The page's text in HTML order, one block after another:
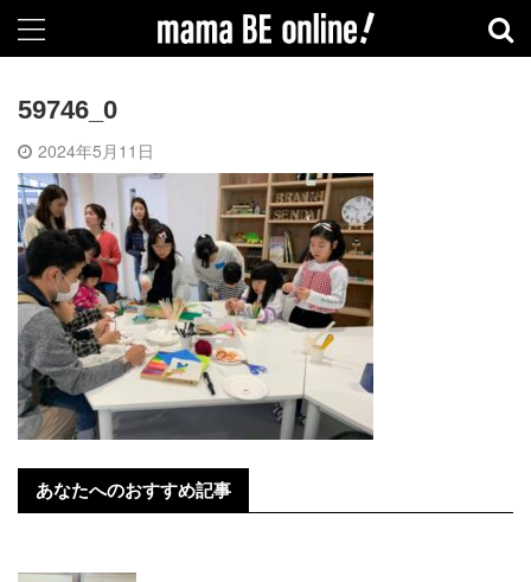
59746_0
2024年5月11日
あなたへのおすすめ記事